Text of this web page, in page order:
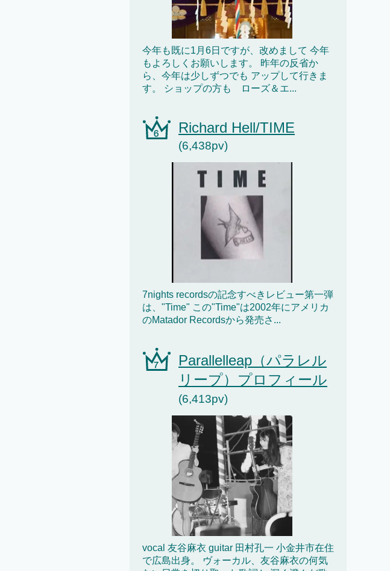
今年も既に1月6日ですが、改めまして 今年
もよろしくお願いします。 昨年の反省か
ら、今年は少しずつでも アップして行きま
す。 ショップの方も ローズ＆エ...
Richard Hell/TIME
(6,438pv)
7nights recordsの記念すべきレビュー第一弾
は、"Time" この"Time"は2002年にアメリカ
のMatador Recordsから発売さ...
Parallelleap（パラレル
リープ）プロフィール
(6,413pv)
vocal 友谷麻衣 guitar 田村孔一 小金井市在住
で広島出身。 ヴォーカル、友谷麻衣の何気